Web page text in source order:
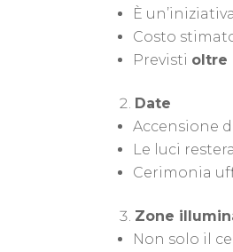
È
Costo
Previsti oltre
Date
Accensione
Le luci
Cerimonia
Zone
Non solo il